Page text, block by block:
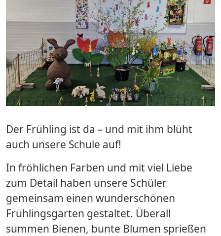
Der Frühling ist da – und mit ihm blüht
auch unsere Schule auf!
In fröhlichen Farben und mit viel Liebe
zum Detail haben unsere Schüler
gemeinsam einen wunderschönen
Frühlingsgarten gestaltet. Überall
summen Bienen, bunte Blumen sprießen